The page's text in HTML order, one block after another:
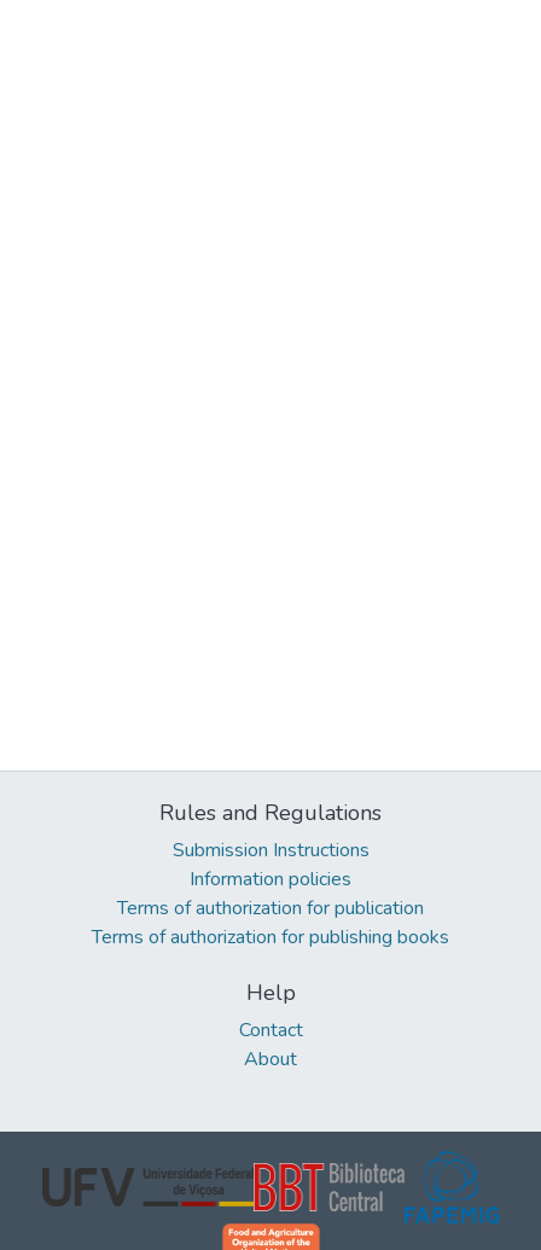
Rules and Regulations
Submission Instructions
Information policies
Terms of authorization for publication
Terms of authorization for publishing books
Help
Contact
About